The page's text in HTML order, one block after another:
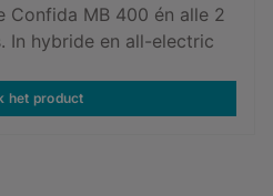
Confida MB 400 én alle 2
In hybride en all-electric
het product